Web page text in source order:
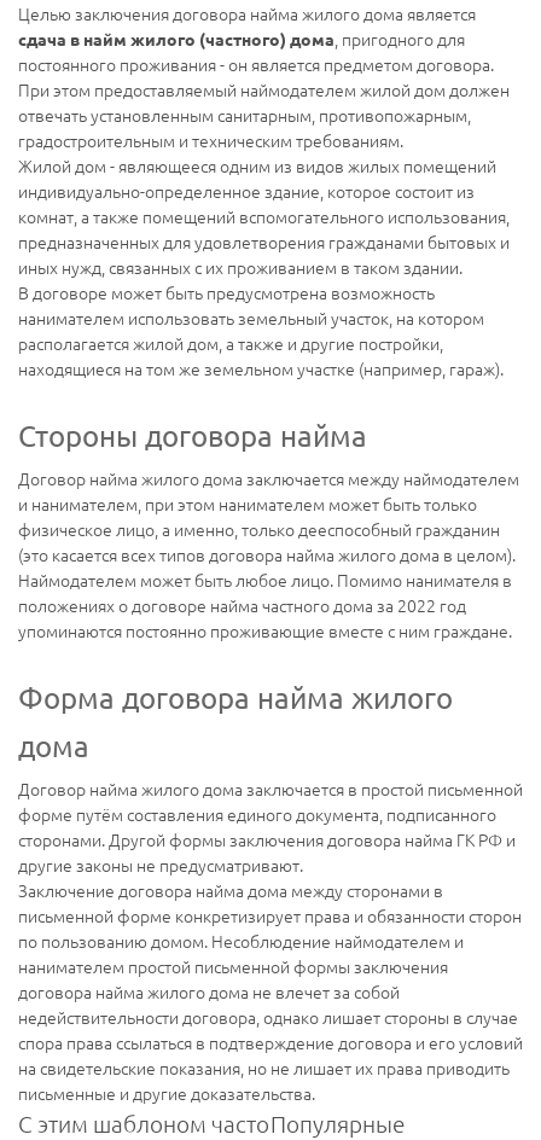
Целью заключения договора найма жилого дома является
сдача в найм жилого (частного) дома, пригодного для
постоянного проживания - он является предметом договора.
При этом предоставляемый наймодателем жилой дом должен
отвечать установленным санитарным, противопожарным,
градостроительным и техническим требованиям.
Жилой дом - являющееся одним из видов жилых помещений
индивидуально-определенное здание, которое состоит из
комнат, а также помещений вспомогательного использования,
предназначенных для удовлетворения гражданами бытовых и
иных нужд, связанных с их проживанием в таком здании.
В договоре может быть предусмотрена возможность
нанимателем использовать земельный участок, на котором
располагается жилой дом, а также и другие постройки,
находящиеся на том же земельном участке (например, гараж).
Стороны договора найма
Договор найма жилого дома заключается между наймодателем
и нанимателем, при этом нанимателем может быть только
физическое лицо, а именно, только дееспособный гражданин
(это касается всех типов договора найма жилого дома в целом).
Наймодателем может быть любое лицо. Помимо нанимателя в
положениях о договоре найма частного дома за 2022 год
упоминаются постоянно проживающие вместе с ним граждане.
Форма договора найма жилого
дома
Договор найма жилого дома заключается в простой письменной
форме путём составления единого документа, подписанного
сторонами. Другой формы заключения договора найма ГК РФ и
другие законы не предусматривают.
Заключение договора найма дома между сторонами в
письменной форме конкретизирует права и обязанности сторон
по пользованию домом. Несоблюдение наймодателем и
нанимателем простой письменной формы заключения
договора найма жилого дома не влечет за собой
недействительности договора, однако лишает стороны в случае
спора права ссылаться в подтверждение договора и его условий
на свидетельские показания, но не лишает их права приводить
письменные и другие доказательства.
С этим шаблоном частоПопулярные